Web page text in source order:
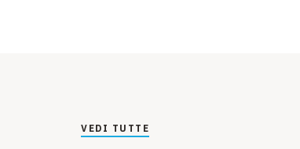
VEDI TUTTE